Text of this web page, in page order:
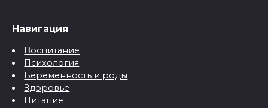
Навигация
Воспитание
Психология
Беременность и роды
Здоровье
Питание